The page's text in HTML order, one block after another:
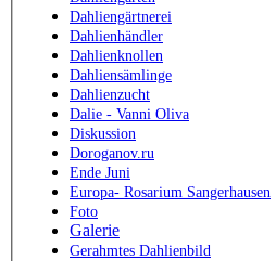
Dahliengärtnerei
Dahlienhändler
Dahlienknollen
Dahliensämlinge
Dahlienzucht
Dalie - Vanni Oliva
Diskussion
Doroganov.ru
Ende Juni
Europa- Rosarium Sangerhausen
Foto
Galerie
Gerahmtes Dahlienbild